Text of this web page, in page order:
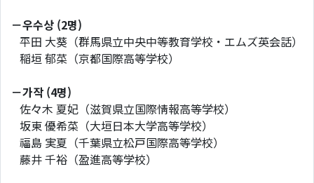
－우수상 (2명)
平田 大葵（群馬県立中央中等教育学校・エムズ英会話）
稲垣 郁菜（京都国際高等学校）
－가작 (4명)
佐々木 夏妃（滋賀県立国際情報高等学校）
坂東 優希菜（大垣日本大学高等学校）
福島 実夏（千葉県立松戸国際高等学校）
藤井 千裕（盈進高等学校）